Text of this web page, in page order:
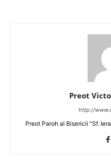
Preot
http://
Preot Paroh al Bisericii ”Sf.